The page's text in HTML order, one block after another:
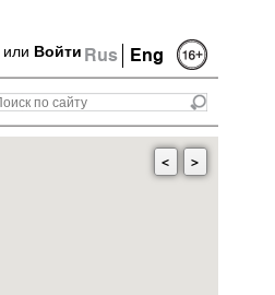
Rus Eng
или Войти
< >